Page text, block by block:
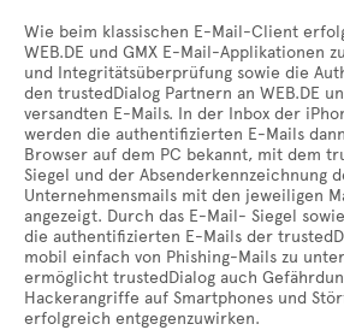
Wie beim klassischen E-Mail-Client
WEB.DE und GMX E-Mail-Applikationen
und Integritätsüberprüfung sowie die
den trustedDialog Partnern an WEB.DE
versandten E-Mails. In der Inbox der
werden die authentifizierten E-Mails
Browser auf dem PC bekannt, mit dem
Siegel und der Absenderkennzeichnung
Unternehmensmails mit den jeweiligen
angezeigt. Durch das E-Mail- Siegel
die authentifizierten E-Mails der
mobil einfach von Phishing-Mails zu
ermöglicht trustedDialog auch
Hackerangriffe auf Smartphones und
erfolgreich entgegenzuwirken.